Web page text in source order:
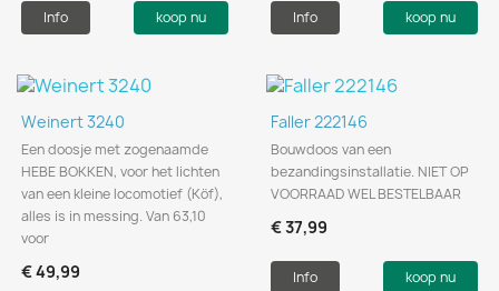
Info koop nu Info koop nu
Weinert 3240
Een doosje met zogenaamde
HEBE BOKKEN, voor het lichten
van een kleine locomotief (Köf),
alles is in messing. Van 63,10
voor
€ 49,99
Faller 222146
Bouwdoos van een
bezandingsinstallatie. NIET OP
VOORRAAD WEL BESTELBAAR
€ 37,99
Info koop nu